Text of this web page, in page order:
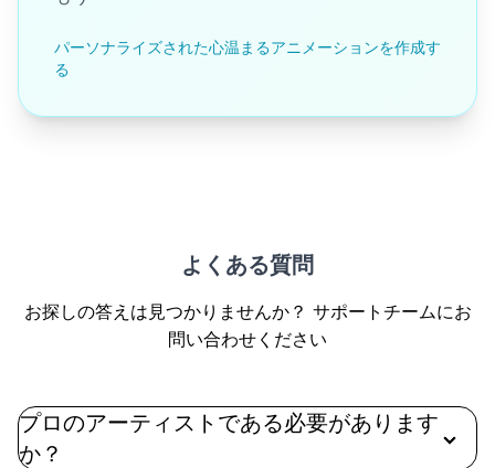
パーソナライズされた心温まるアニメーションを作成す
る
よくある質問
お探しの答えは見つかりませんか？ サポートチームにお
問い合わせください
プロのアーティストである必要があります
か？